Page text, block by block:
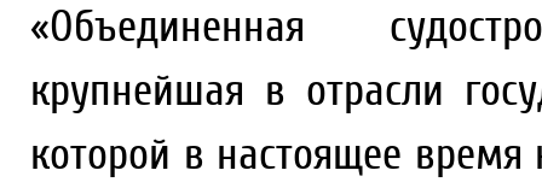
«Объединенная
крупнейшая в отрасли
которой в настоящее